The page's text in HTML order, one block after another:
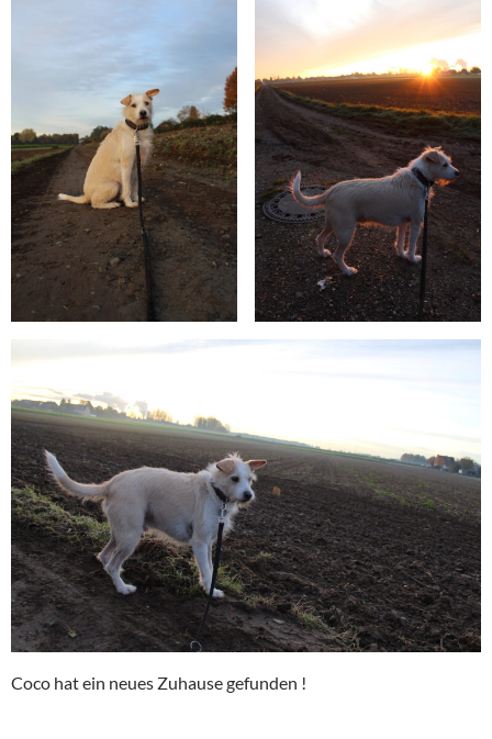
Coco hat ein neues Zuhause gefunden !